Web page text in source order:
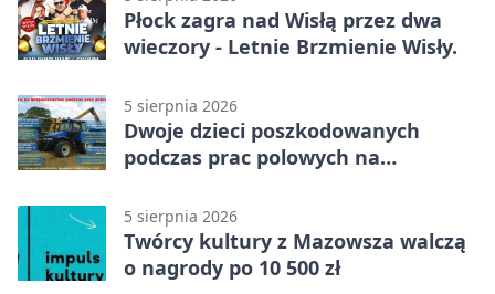
Płock zagra nad Wisłą przez dwa
wieczory - Letnie Brzmienie Wisły.
5 sierpnia 2026
Dwoje dzieci poszkodowanych
podczas prac polowych na
5 sierpnia 2026
Twórcy kultury z Mazowsza walczą
o nagrody po 10 500 zł